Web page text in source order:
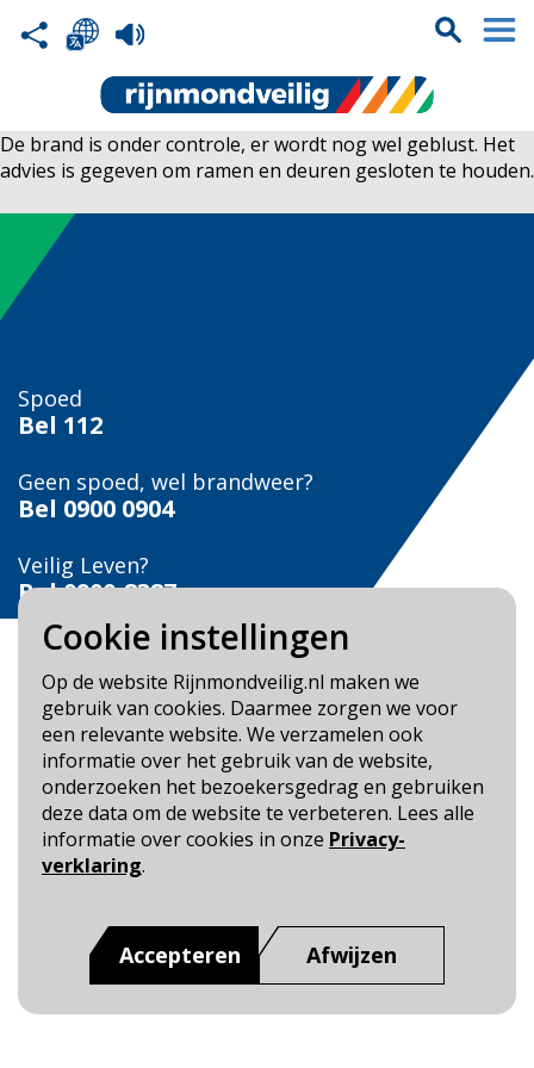
Cookie instellingen
Op de website Rijnmondveilig.nl maken we
gebruik van cookies. Daarmee zorgen we voor
een relevante website. We verzamelen ook
informatie over het gebruik van de website,
onderzoeken het bezoekersgedrag en gebruiken
deze data om de website te verbeteren. Lees alle
informatie over cookies in onze Privacy-
verklaring.
Accepteren Afwijzen
De brand is onder controle, er wordt nog wel geblust. Het
advies is gegeven om ramen en deuren gesloten te houden.
Spoed
Bel 112
Geen spoed, wel brandweer?
Bel 0900 0904
Veilig Leven?
Bel 0900-8387
Blijf op de hoogte
Cookie- en Privacybeleid
Toegankelijkheid